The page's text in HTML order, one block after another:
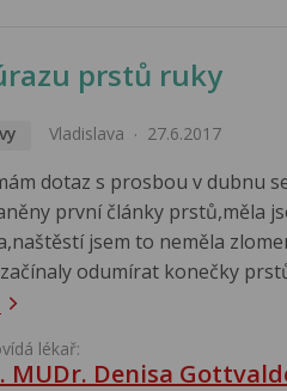
prstů ruky
Vladislava 27.6.2017
dotaz s prosbou v dubnu
první články prstů,měla
jsem to neměla
odumírat konečky
lékař:
MUDr. Denisa